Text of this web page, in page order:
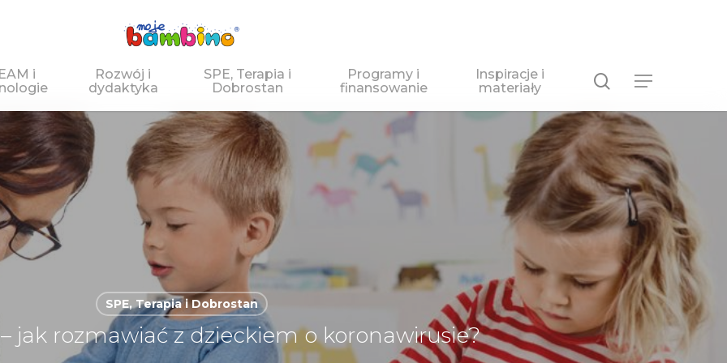
i
Rozwój i
dydaktyka
SPE, Terapia i
Dobrostan
Programy i
finansowanie
Inspiracje i
materiały
search
Menu
SPE, Terapia i Dobrostan
jak rozmawiać z dzieckiem o koronawirusie?